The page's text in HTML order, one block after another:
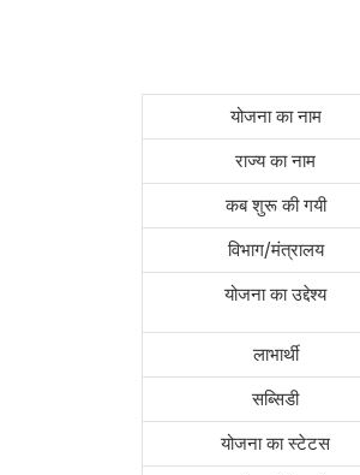
योजना का नाम
राज्य का नाम
कब शुरू की गयी
विभाग/मंत्रालय
योजना का उद्देश्य
लाभार्थी
सब्सिडी
योजना का स्टेटस